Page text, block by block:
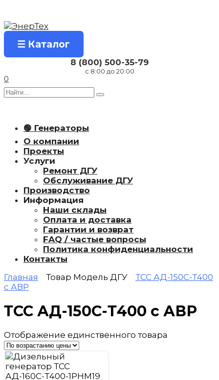
содержанию
☰ Каталог
8 (800) 500-35-79
с 8:00 до 20:00
0
Search
🟢 Генераторы
О компании
Проекты
Услуги
Ремонт ДГУ
Обслуживание ДГУ
Производство
Информация
Наши склады
Оплата и доставка
Гарантии и возврат
FAQ / частые вопросы
Политика конфиденциальности
Контакты
Главная
Товар Модель ДГУ
ТСС АД-150С-Т400
с АВР
ТСС АД-150С-Т400 с АВР
Отображение единственного товара